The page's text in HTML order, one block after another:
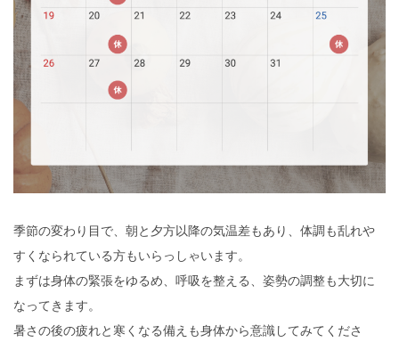
季節の変わり目で、朝と夕方以降の気温差もあり、体調も乱れや
すくなられている方もいらっしゃいます。
まずは身体の緊張をゆるめ、呼吸を整える、姿勢の調整も大切に
なってきます。
暑さの後の疲れと寒くなる備えも身体から意識してみてくださ